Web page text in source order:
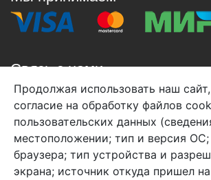
Связь с нами
+7 (495) 933-38-08
info@arben-textile.ru- оптовые
Продолжая использовать наш
согласие на обработку файлов
пользовательских данных
местоположении; тип и версия ОС;
браузера; тип устройства и
экрана; источник откуда пришел